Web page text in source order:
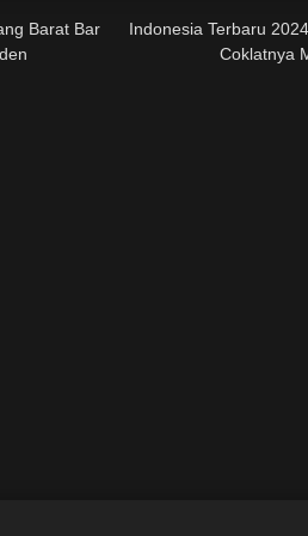
Barat Bar
Indonesia Terbaru
Coklatnya